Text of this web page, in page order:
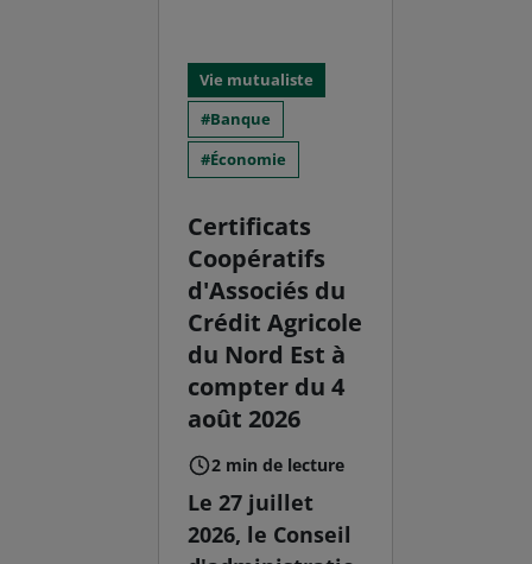
Vie mutualiste
Banque
Économie
Certificats
Coopératifs
d'Associés du
Crédit Agricole
du Nord Est à
compter du 4
août 2026
2 min de lecture
Le 27 juillet
2026, le Conseil